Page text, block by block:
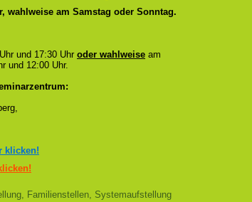
wahlweise am Samstag oder Sonntag.
und 17:30 Uhr oder wahlweise am
und 12:00 Uhr.
klicken!
Familienstellen, Systemaufstellung